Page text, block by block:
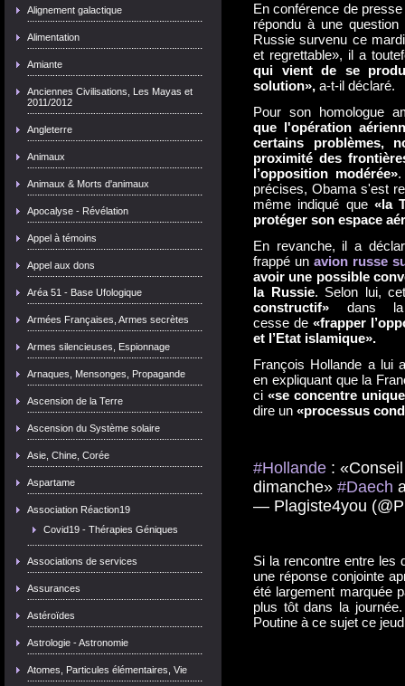
Alignement galactique
Alimentation
Amiante
Anciennes Civilisations, Les Mayas et
2011/2012
Angleterre
Animaux
Animaux & Morts d'animaux
Apocalyse - Révélation
Appel à témoins
Appel aux dons
Aréa 51 - Base Ufologique
Armées Françaises, Armes secrètes
Armes silencieuses, Espionnage
Arnaques, Mensonges, Propagande
Ascension de la Terre
Ascension du Système solaire
Asie, Chine, Corée
Aspartame
Association Réaction19
Covid19 - Thérapies Géniques
Associations de services
Assurances
Astéroïdes
Astrologie - Astronomie
Atomes, Particules élémentaires, Vie
En conférence de
répondu à une
Russie survenu ce
et regrettable», il a
qui vient de se
solution», a-t-il déclaré.
Pour son homologue
que l'opération
certains problèmes,
proximité des
l’opposition modérée».
précises, Obama s'est
même indiqué que «la
protéger son espace
En revanche, il a
frappé un avion russe
avoir une possible
la Russie. Selon lui,
constructif» dans
cesse de «frapper
et l’Etat islamique».
François Hollande a lui
en expliquant que la
ci «se concentre
dire un «processus
#Hollande :
dimanche» #Daech
— Plagiste4you
Si la rencontre entre les
une réponse conjointe
été largement marquée
plus tôt dans la
Poutine à ce sujet ce